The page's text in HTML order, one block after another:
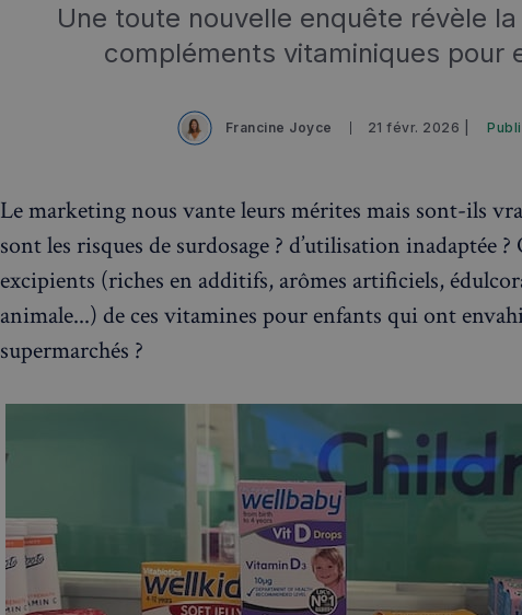
Une toute nouvelle enquête révèle
compléments vitaminiques pour
Francine Joyce 21 févr. 2026 |
Le marketing nous vante leurs mérites mais sont-ils
sont les risques de surdosage ? d’utilisation inadaptée ?
excipients (riches en additifs, arômes artificiels,
animale...) de ces vitamines pour enfants qui ont
supermarchés ?